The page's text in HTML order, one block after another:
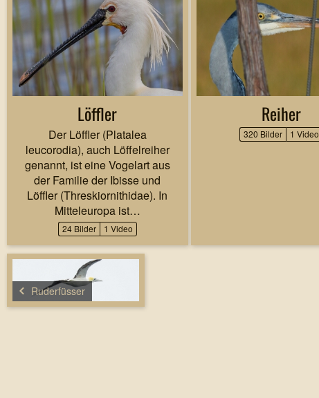
Löffler
Der Löffler (Platalea
leucorodia), auch Löffelreiher
genannt, ist eine Vogelart aus
der Familie der Ibisse und
Löffler (Threskiornithidae). In
Mitteleuropa ist…
24 Bilder 1 Video
Reiher
320 Bilder 1 Video
Ruderfüsser